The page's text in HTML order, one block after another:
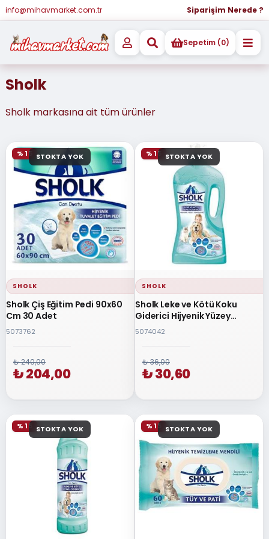
info@mihavmarket.com.tr Siparişim Nerede ?
Sepetim (0)
Sholk
Sholk markasına ait tüm ürünler
STOKTA YOK
SHOLK
Sholk Çiş Eğitim Pedi 90x60
Cm 30 Adet
5073762
% 15
₺ 240,00
₺ 204,00
STOKTA YOK
SHOLK
Sholk Leke ve Kötü Koku
Giderici Hijyenik Yüzey
Temizleyici 1 Lt
5074042
% 15
₺ 36,00
₺ 30,60
STOKTA YOK
% 15 STOKTA YOK
% 15